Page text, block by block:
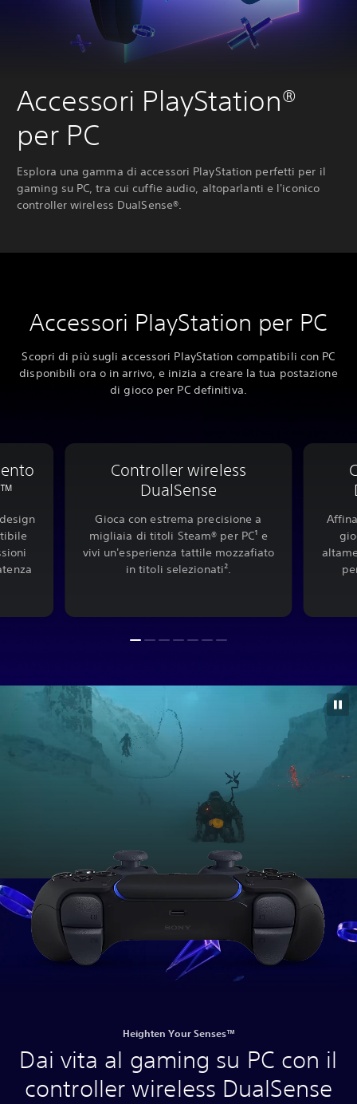
Accessori PlayStation®
per PC
Esplora una gamma di accessori PlayStation perfetti per il
gaming su PC, tra cui cuffie audio, altoparlanti e l'iconico
controller wireless DualSense®.
Accessori PlayStation per PC
Scopri di più sugli accessori PlayStation compatibili con PC
disponibili ora o in arrivo, e inizia a creare la tua postazione
di gioco per PC definitiva.
Controller wireless
DualSense
Gioca con estrema precisione a
migliaia di titoli Steam® per PC¹ e
vivi un'esperienza tattile mozzafiato
in titoli selezionati².
Heighten Your Senses™
Dai vita al gaming su PC con il
controller wireless DualSense